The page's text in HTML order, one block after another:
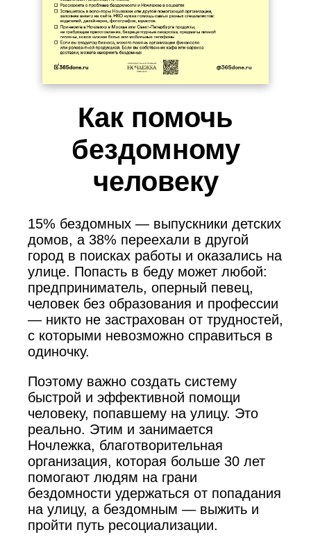
Как помочь
бездомному
человеку
15% бездомных — выпускники детских
домов, а 38% переехали в другой
город в поисках работы и оказались на
улице. Попасть в беду может любой:
предприниматель, оперный певец,
человек без образования и профессии
— никто не застрахован от трудностей,
с которыми невозможно справиться в
одиночку.
Поэтому важно создать систему
быстрой и эффективной помощи
человеку, попавшему на улицу. Это
реально. Этим и занимается
Ночлежка, благотворительная
организация, которая больше 30 лет
помогают людям на грани
бездомности удержаться от попадания
на улицу, а бездомным — выжить и
пройти путь ресоциализации.